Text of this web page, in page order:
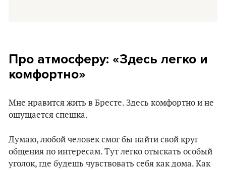
Про атмосферу: «Здесь легко и
комфортно»
Мне нравится жить в Бресте. Здесь комфортно и не
ощущается спешка.
Думаю, любой человек смог бы найти свой круг
общения по интересам. Тут легко отыскать особый
уголок, где будешь чувствовать себя как дома. Как